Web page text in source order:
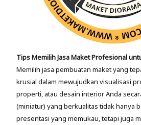
Tips Memilih Jasa Maket Profesional
Memilih jasa pembuatan maket yang
krusial dalam mewujudkan visualisasi
properti, atau desain interior Anda
(miniatur) yang berkualitas tidak hanya
presentasi yang memukau, tetapi juga